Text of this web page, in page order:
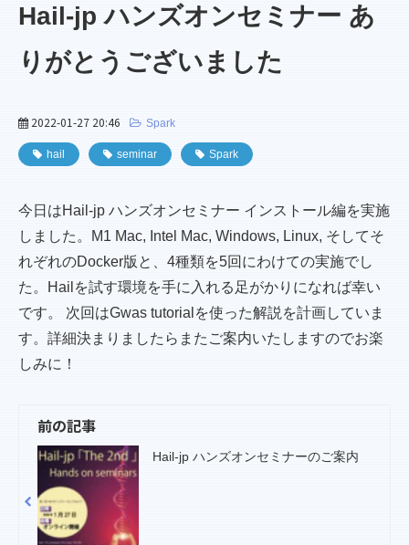
Hail-jp ハンズオンセミナー あ
りがとうございました
2022-01-27 20:46 Spark
hail seminar Spark
今日はHail-jp ハンズオンセミナー インストール編を実施
しました。M1 Mac, Intel Mac, Windows, Linux, そしてそ
れぞれのDocker版と、4種類を5回にわけての実施でし
た。Hailを試す環境を手に入れる足がかりになれば幸い
です。 次回はGwas tutorialを使った解説を計画していま
す。詳細決まりましたらまたご案内いたしますのでお楽
しみに！
前の記事
Hail-jp ハンズオンセミナーのご案内